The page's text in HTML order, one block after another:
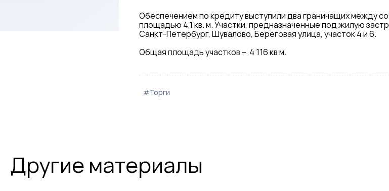
Обеспечением по кредиту выступили два граничащих между
площадью 4,1 кв. м. Участки, предназначенные под жилую
Санкт-Петербург, Шувалово, Береговая улица, участок 4 и 6.
Общая площадь участков – 4 116 кв м.
#Торги
Другие материалы